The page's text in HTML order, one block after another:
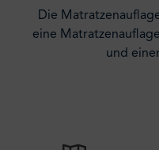
Die
eine
und